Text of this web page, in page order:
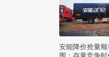
安能降价抢量